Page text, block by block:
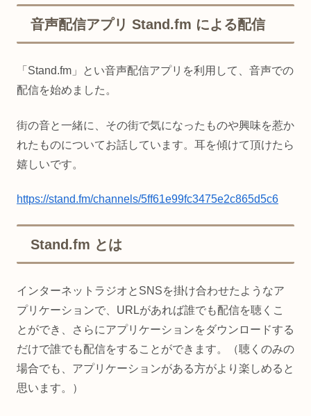
音声配信アプリ Stand.fm による配信
「Stand.fm」とい音声配信アプリを利用して、音声での
配信を始めました。
街の音と一緒に、その街で気になったものや興味を惹か
れたものについてお話しています。耳を傾けて頂けたら
嬉しいです。
https://stand.fm/channels/5ff61e99fc3475e2c865d5c6
Stand.fm とは
インターネットラジオとSNSを掛け合わせたようなア
プリケーションで、URLがあれば誰でも配信を聴くこ
とができ、さらにアプリケーションをダウンロードする
だけで誰でも配信をすることができます。（聴くのみの
場合でも、アプリケーションがある方がより楽しめると
思います。）